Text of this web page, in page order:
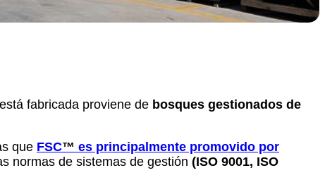
fabricada proviene de bosques gestionados de
que FSC™ es principalmente promovido por
normas de sistemas de gestión (ISO 9001, ISO